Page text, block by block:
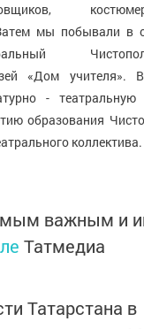
мы побывали в
«Дом учителя».
- театральную
образования
коллектива.
важным и
Татмедиа
Татарстана в